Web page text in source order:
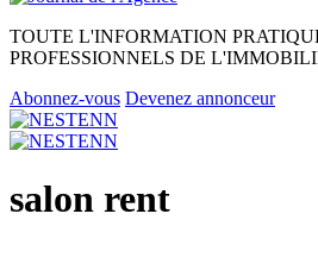
TOUTE L'INFORMATION
PROFESSIONNELS DE
Abonnez-vous Devenez annonceur
salon rent